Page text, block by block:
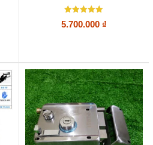
Được xếp
hạng
5.700.000 ₫